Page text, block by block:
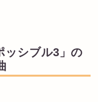
ッシブル3」の